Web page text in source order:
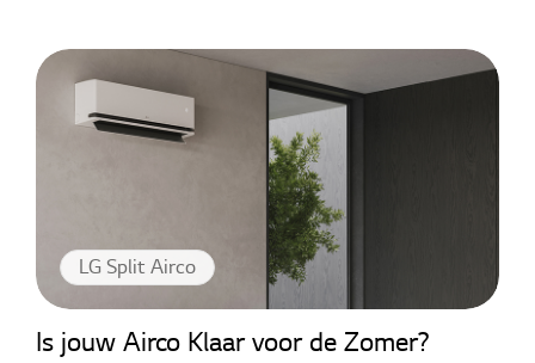
LG Split Airco
Is jouw Airco Klaar voor de Zomer?